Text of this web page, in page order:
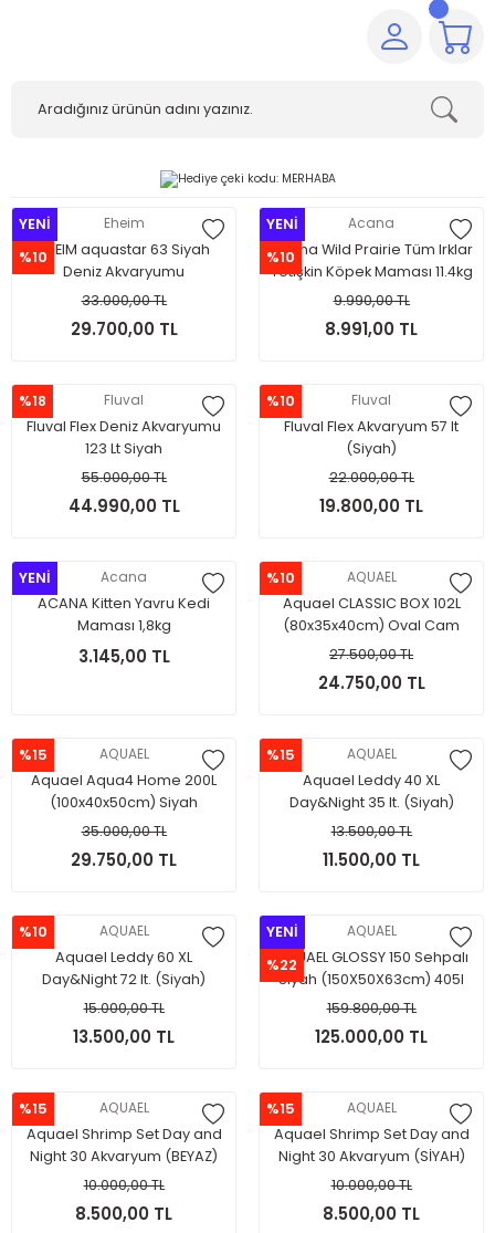
YENİ
%10
Eheim
EHEIM aquastar 63 Siyah
Deniz Akvaryumu
33.000,00 TL
29.700,00 TL
YENİ
%10
Acana
Acana Wild Prairie Tüm Irklar
Yetişkin Köpek Maması 11.4kg
9.990,00 TL
8.991,00 TL
%18 Fluval
Fluval Flex Deniz Akvaryumu
123 Lt Siyah
55.000,00 TL
44.990,00 TL
%10 Fluval
Fluval Flex Akvaryum 57 lt
(Siyah)
22.000,00 TL
19.800,00 TL
YENİ Acana
ACANA Kitten Yavru Kedi
Maması 1,8kg
3.145,00 TL
%10 AQUAEL
Aquael CLASSIC BOX 102L
(80x35x40cm) Oval Cam
(Siyah)
27.500,00 TL
24.750,00 TL
%15 AQUAEL
Aquael Aqua4 Home 200L
(100x40x50cm) Siyah
35.000,00 TL
29.750,00 TL
%15 AQUAEL
Aquael Leddy 40 XL
Day&Night 35 lt. (Siyah)
13.500,00 TL
11.500,00 TL
%10 AQUAEL
Aquael Leddy 60 XL
Day&Night 72 lt. (Siyah)
15.000,00 TL
13.500,00 TL
YENİ
%22
AQUAEL
AQUAEL GLOSSY 150 Sehpalı
Siyah (150X50X63cm) 405l
159.800,00 TL
125.000,00 TL
%15 AQUAEL
Aquael Shrimp Set Day and
Night 30 Akvaryum (BEYAZ)
10.000,00 TL
8.500,00 TL
%15 AQUAEL
Aquael Shrimp Set Day and
Night 30 Akvaryum (SİYAH)
10.000,00 TL
8.500,00 TL